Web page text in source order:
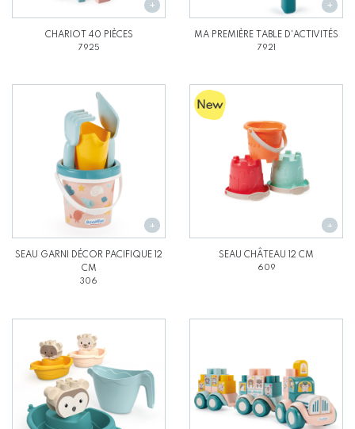
CHARIOT 40 PIÈCES
7925
MA PREMIÈRE TABLE D'ACTIVITÉS
7921
SEAU GARNI DÉCOR PACIFIQUE 12
CM
306
SEAU CHÂTEAU 12 CM
609